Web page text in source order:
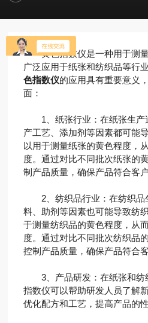
黄色指数仪是一种用于测量
广泛应用于纸张和纺织品等行
色指数仪的应用具有重要意义
面：
1、纸张行业：在纸张生产
产工艺、添加剂等因素都可能
以用于测量纸张的黄色程度，
度。通过对比不同批次纸张的
制产品质量，确保产品符合客户
2、纺织品行业：在纺织品
料、助剂等因素也可能导致纺
于测量纺织品的黄色程度，从
度。通过对比不同批次纺织品
控制产品质量，确保产品符合客
3、产品研发：在纸张和纺
指数仪可以帮助研发人员了解
优化配方和工艺，提高产品的性